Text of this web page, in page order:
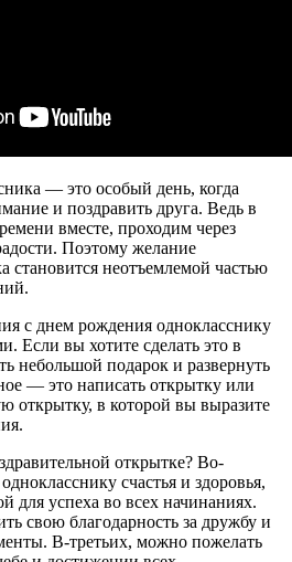
— это особый день, когда
и поздравить друга. Ведь в
вместе, проходим через
Поэтому желание
становится неотъемлемой частью
с днем рождения однокласснику
Если вы хотите сделать это в
небольшой подарок и развернуть
— это написать открытку или
открытку, в которой вы выразите
открытке? Во-
счастья и здоровья,
для успеха во всех начинаниях.
свою благодарность за дружбу и
В-третьих, можно пожелать